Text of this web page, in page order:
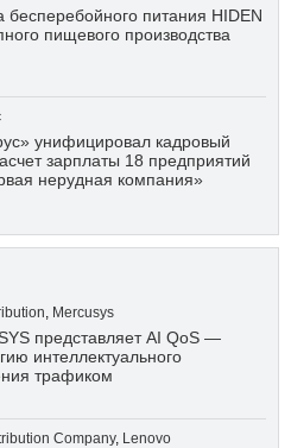
бесперебойного питания HIDEN
пищевого производства
унифицировал кадровый
зарплаты 18 предприятий
нерудная компания»
Mercusys
представляет AI QoS —
интеллектуального
трафиком
Company, Lenovo